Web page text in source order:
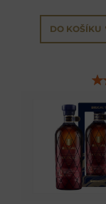
DO KOŠÍKU